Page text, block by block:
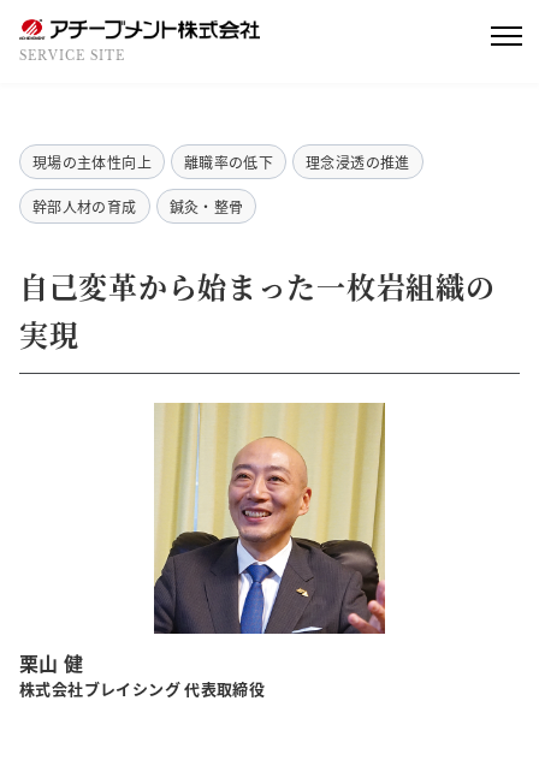
SERVICE SITE
現場の主体性向上 離職率の低下 理念浸透の推進
幹部人材の育成 鍼灸・整骨
自己変革から始まった一枚岩組織の
実現
栗山 健
株式会社ブレイシング 代表取締役